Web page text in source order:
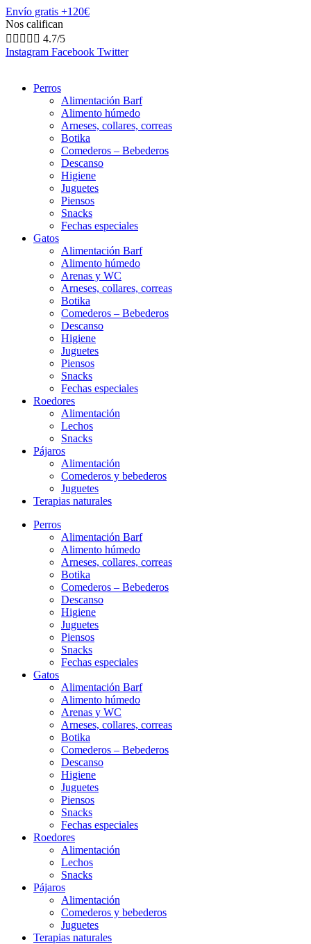
Envío gratis +120€
Nos califican
     4.7/5
Instagram Facebook Twitter
Perros
Alimentación Barf
Alimento húmedo
Arneses, collares, correas
Botika
Comederos – Bebederos
Descanso
Higiene
Juguetes
Piensos
Snacks
Fechas especiales
Gatos
Alimentación Barf
Alimento húmedo
Arenas y WC
Arneses, collares, correas
Botika
Comederos – Bebederos
Descanso
Higiene
Juguetes
Piensos
Snacks
Fechas especiales
Roedores
Alimentación
Lechos
Snacks
Pájaros
Alimentación
Comederos y bebederos
Juguetes
Terapias naturales
Perros
Alimentación Barf
Alimento húmedo
Arneses, collares, correas
Botika
Comederos – Bebederos
Descanso
Higiene
Juguetes
Piensos
Snacks
Fechas especiales
Gatos
Alimentación Barf
Alimento húmedo
Arenas y WC
Arneses, collares, correas
Botika
Comederos – Bebederos
Descanso
Higiene
Juguetes
Piensos
Snacks
Fechas especiales
Roedores
Alimentación
Lechos
Snacks
Pájaros
Alimentación
Comederos y bebederos
Juguetes
Terapias naturales